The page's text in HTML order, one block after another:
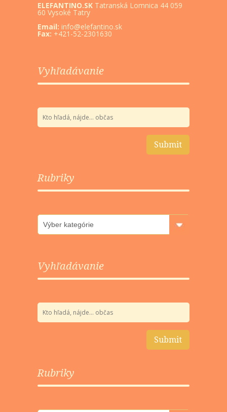
ELEFANTINO.SK Tatranská Lomnica 44 059
60 Vysoké Tatry
Email: info@elefantino.sk
Fax: +421-52-2301630
Vyhľadávanie
Rubriky
Rubriky
Vyhľadávanie
Rubriky